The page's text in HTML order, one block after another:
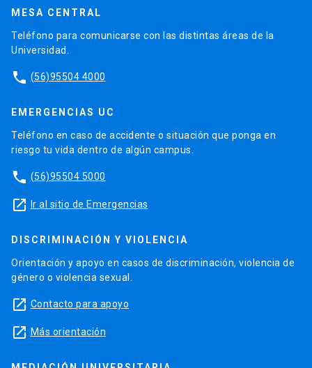
MESA CENTRAL
Teléfono para comunicarse con las distintas áreas de la
Universidad.
phone (56)95504 4000
EMERGENCIAS UC
Teléfono en caso de accidente o situación que ponga en
riesgo tu vida dentro de algún campus.
phone (56)95504 5000
launch Ir al sitio de Emergencias
DISCRIMINACIÓN Y VIOLENCIA
Orientación y apoyo en casos de discriminación, violencia de
género o violencia sexual.
launch Contacto para apoyo
launch Más orientación